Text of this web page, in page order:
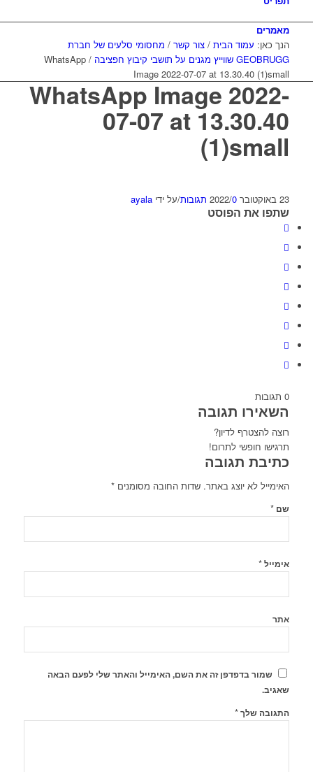
מאמרים
הנך כאן: עמוד הבית / צור קשר / מחסומי סלעים של חברת
GEOBRUGG שווייץ מגנים על תושבי קיבוץ חפציבה
/
WhatsApp
Image 2022-07-07 at 13.30.40 (1)small
WhatsApp Image 2022-
07-07 at 13.30.40
(1)small
23 באוקטובר 2022 /0 תגובות /על ידי ayala
שתפו את הפוסט
0 תגובות
השאירו תגובה
רוצה להצטרף לדיון?
תרגישו חופשי לתרום!
כתיבת תגובה
האימייל לא יוצג באתר. שדות החובה מסומנים *
שם *
אימייל*
אתר
שמור בדפדפן זה את השם, האימייל והאתר שלי לפעם הבאה
שאגיב.
התגובה שלך*